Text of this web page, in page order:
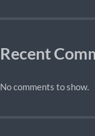
Recent
No comments to show.